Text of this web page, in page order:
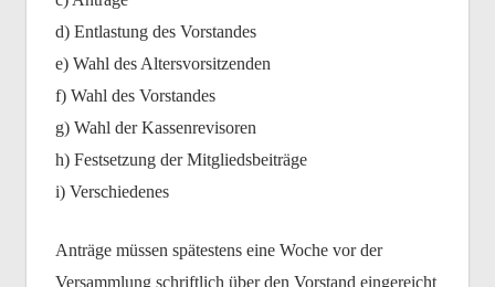
d) Entlastung des Vorstandes
e) Wahl des Altersvorsitzenden
f) Wahl des Vorstandes
g) Wahl der Kassenrevisoren
h) Festsetzung der Mitgliedsbeiträge
i) Verschiedenes
Anträge müssen spätestens eine Woche vor der
Versammlung schriftlich über den Vorstand eingereicht